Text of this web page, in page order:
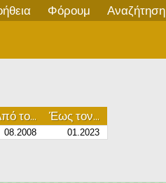
Φόρουμ Αναζήτηση
το... Έως τον...
08.2008 01.2023